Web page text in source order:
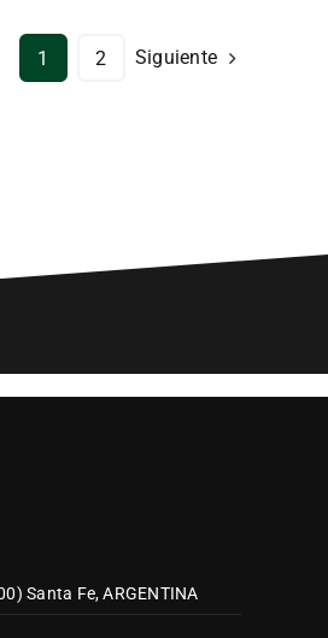
1 2 Siguiente
Santa Fe, ARGENTINA